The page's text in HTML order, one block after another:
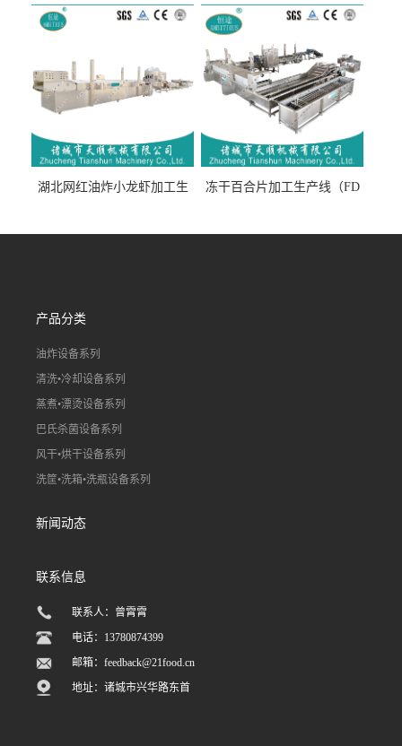
流水线）
湖北网红油炸小龙虾加工生
线）
冻干百合片加工生产线（FD
线）
产品分类
油炸设备系列
清洗•冷却设备系列
蒸煮•漂烫设备系列
巴氏杀菌设备系列
风干•烘干设备系列
洗筐•洗箱•洗瓶设备系列
新闻动态
联系信息
联系人：曾霄霄
电话：13780874399
邮箱：feedback@21food.cn
地址：诸城市兴华路东首